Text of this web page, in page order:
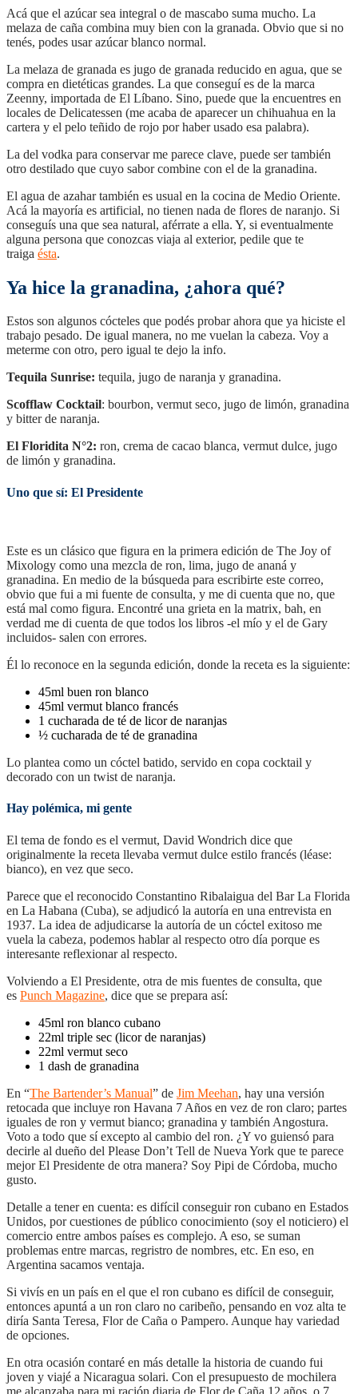
Acá que el azúcar sea integral o de mascabo suma mucho. La
melaza de caña combina muy bien con la granada. Obvio que si no
tenés, podes usar azúcar blanco normal.
La melaza de granada es jugo de granada reducido en agua, que se
compra en dietéticas grandes. La que conseguí es de la marca
Zeenny, importada de El Líbano. Sino, puede que la encuentres en
locales de Delicatessen (me acaba de aparecer un chihuahua en la
cartera y el pelo teñido de rojo por haber usado esa palabra).
La del vodka para conservar me parece clave, puede ser también
otro destilado que cuyo sabor combine con el de la granadina.
El agua de azahar también es usual en la cocina de Medio Oriente.
Acá la mayoría es artificial, no tienen nada de flores de naranjo. Si
conseguís una que sea natural, aférrate a ella. Y, si eventualmente
alguna persona que conozcas viaja al exterior, pedile que te
traiga ésta.
Ya hice la granadina, ¿ahora qué?
Estos son algunos cócteles que podés probar ahora que ya hiciste el
trabajo pesado. De igual manera, no me vuelan la cabeza. Voy a
meterme con otro, pero igual te dejo la info.
Tequila Sunrise: tequila, jugo de naranja y granadina.
Scofflaw Cocktail: bourbon, vermut seco, jugo de limón, granadina
y bitter de naranja.
El Floridita N°2: ron, crema de cacao blanca, vermut dulce, jugo
de limón y granadina.
Uno que sí: El Presidente
Este es un clásico que figura en la primera edición de The Joy of
Mixology como una mezcla de ron, lima, jugo de ananá y
granadina. En medio de la búsqueda para escribirte este correo,
obvio que fui a mi fuente de consulta, y me di cuenta que no, que
está mal como figura. Encontré una grieta en la matrix, bah, en
verdad me di cuenta de que todos los libros -el mío y el de Gary
incluidos- salen con errores.
Él lo reconoce en la segunda edición, donde la receta es la siguiente:
45ml buen ron blanco
45ml vermut blanco francés
1 cucharada de té de licor de naranjas
½ cucharada de té de granadina
Lo plantea como un cóctel batido, servido en copa cocktail y
decorado con un twist de naranja.
Hay polémica, mi gente
El tema de fondo es el vermut, David Wondrich dice que
originalmente la receta llevaba vermut dulce estilo francés (léase:
bianco), en vez que seco.
Parece que el reconocido Constantino Ribalaigua del Bar La Florida
en La Habana (Cuba), se adjudicó la autoría en una entrevista en
1937. La idea de adjudicarse la autoría de un cóctel exitoso me
vuela la cabeza, podemos hablar al respecto otro día porque es
interesante reflexionar al respecto.
Volviendo a El Presidente, otra de mis fuentes de consulta, que
es Punch Magazine, dice que se prepara así:
45ml ron blanco cubano
22ml triple sec (licor de naranjas)
22ml vermut seco
1 dash de granadina
En “The Bartender’s Manual” de Jim Meehan, hay una versión
retocada que incluye ron Havana 7 Años en vez de ron claro; partes
iguales de ron y vermut bianco; granadina y también Angostura.
Voto a todo que sí excepto al cambio del ron. ¿Y vo guiensó para
decirle al dueño del Please Don’t Tell de Nueva York que te parece
mejor El Presidente de otra manera? Soy Pipi de Córdoba, mucho
gusto.
Detalle a tener en cuenta: es difícil conseguir ron cubano en Estados
Unidos, por cuestiones de público conocimiento (soy el noticiero) el
comercio entre ambos países es complejo. A eso, se suman
problemas entre marcas, regristro de nombres, etc. En eso, en
Argentina sacamos ventaja.
Si vivís en un país en el que el ron cubano es difícil de conseguir,
entonces apuntá a un ron claro no caribeño, pensando en voz alta te
diría Santa Teresa, Flor de Caña o Pampero. Aunque hay variedad
de opciones.
En otra ocasión contaré en más detalle la historia de cuando fui
joven y viajé a Nicaragua solari. Con el presupuesto de mochilera
me alcanzaba para mi ración diaria de Flor de Caña 12 años, o 7